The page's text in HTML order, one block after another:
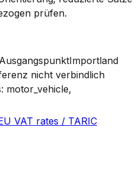
prüfen.
Importland
nicht verbindlich
motor_vehicle,
VAT rates / TARIC